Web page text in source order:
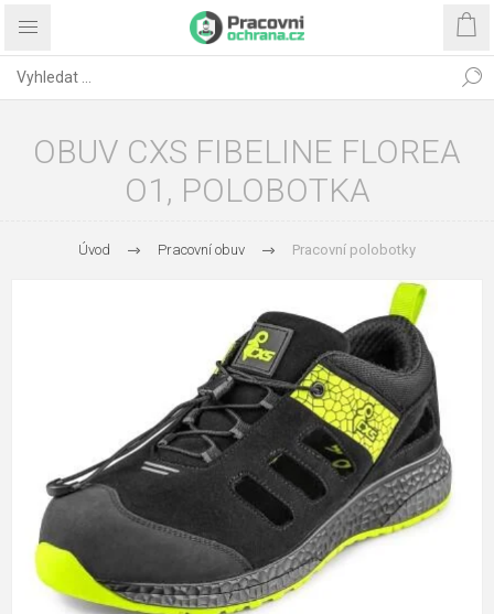
OBUV CXS FIBELINE FLOREA
O1, POLOBOTKA
Úvod Pracovní obuv Pracovní polobotky